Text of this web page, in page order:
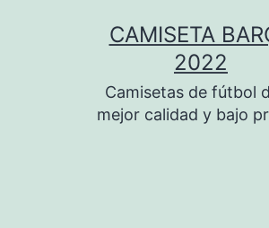
CAMISETA
2022
Camisetas de fútbol
mejor calidad y bajo